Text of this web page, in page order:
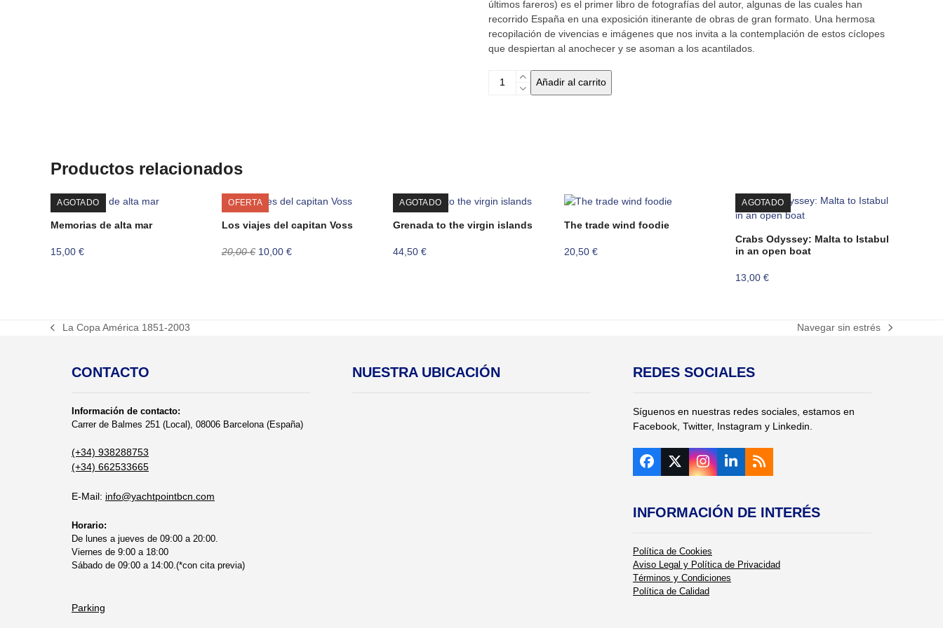
original
era:
29,00 €.
actual
es:
14,50 €.
últimos fareros) es el primer libro de fotografías del autor, algunas de las cuales han
recorrido España en una exposición itinerante de obras de gran formato. Una hermosa
recopilación de vivencias e imágenes que nos invita a la contemplación de estos cíclopes
que despiertan al anochecer y se asoman a los acantilados.
Luz
Añadir al carrito
Productos relacionados
AGOTADO
Memorias de alta mar
15,00 €
OFERTA
Los viajes del capitan Voss
20,00€ El
10,00 €El
AGOTADO
Grenada to the virgin islands
44,50 €
The trade wind foodie
20,50 €
AGOTADO
Crabs Odyssey: Malta to Istabul
in an open boat
13,00 €
previous
La Copa América 1851-2003
next
Navegar sin estrés
CONTACTO
Información de contacto:
Carrer de Balmes 251 (Local), 08006 Barcelona (España)
(+34) 938288753
(+34) 662533665
E-Mail: info@yachtpointbcn.com
Horario:
De lunes a jueves de 09:00 a 20:00.
Viernes de 9:00 a 18:00
Sábado de 09:00 a 14:00.(*con cita previa)
Parking
NUESTRA UBICACIÓN REDES SOCIALES
Síguenos en nuestras redes sociales, estamos en
Facebook, Twitter, Instagram y Linkedin.
Facebook
TwitterInstagram
LinkedIn
RSS
INFORMACIÓN DE INTERÉS
Política de Cookies
Aviso Legal y Política de Privacidad
Términos y Condiciones
Política de Calidad